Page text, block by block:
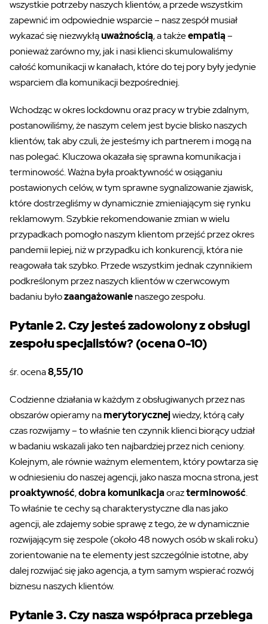
wszystkie potrzeby naszych klientów, a przede wszystkim
zapewnić im odpowiednie wsparcie – nasz zespół musiał
wykazać się niezwykłąuważnością, a takżeempatią–
ponieważ zarówno my, jak i nasi klienci skumulowaliśmy
całość komunikacji w kanałach, które do tej pory były jedynie
wsparciem dla komunikacji bezpośredniej.
Wchodząc w okres lockdownu oraz pracy w trybie zdalnym,
postanowiliśmy, że naszym celem jest bycie blisko naszych
klientów, tak aby czuli, że jesteśmy ich partnerem i mogą na
nas polegać. Kluczowa okazała się sprawna komunikacja i
terminowość. Ważna była proaktywność w osiąganiu
postawionych celów, w tym sprawne sygnalizowanie zjawisk,
które dostrzegliśmy w dynamicznie zmieniającym się rynku
reklamowym. Szybkie rekomendowanie zmian w wielu
przypadkach pomogło naszym klientom przejść przez okres
pandemii lepiej, niż w przypadku ich konkurencji, która nie
reagowała tak szybko. Przede wszystkim jednak czynnikiem
podkreślonym przez naszych klientów w czerwcowym
badaniu byłozaangażowanienaszego zespołu.
Pytanie 2. Czy jesteś zadowolony z obsługi
zespołu specjalistów? (ocena 0-10)
śr. ocena8,55/10
Codzienne działania w każdym z obsługiwanych przez nas
obszarów opieramy namerytorycznejwiedzy, którą cały
czas rozwijamy – to właśnie ten czynnik klienci biorący udział
w badaniu wskazali jako ten najbardziej przez nich ceniony.
Kolejnym, ale równie ważnym elementem, który powtarza się
w odniesieniu do naszej agencji, jako nasza mocna strona, jest
proaktywność,dobra komunikacjaorazterminowość.
To właśnie te cechy są charakterystyczne dla nas jako
agencji, ale zdajemy sobie sprawę z tego, że w dynamicznie
rozwijającym się zespole (około 48 nowych osób w skali roku)
zorientowanie na te elementy jest szczególnie istotne, aby
dalej rozwijać się jako agencja, a tym samym wspierać rozwój
biznesu naszych klientów.
Pytanie 3. Czy nasza współpraca przebiega